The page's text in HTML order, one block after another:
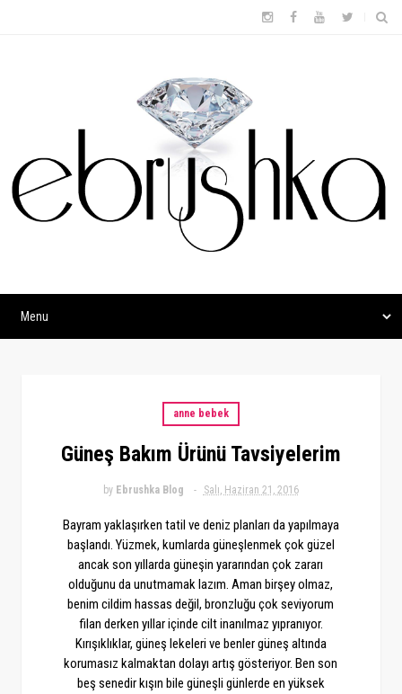
anne bebek
Güneş Bakım Ürünü Tavsiyelerim
by Ebrushka Blog Salı, Haziran 21, 2016
Bayram yaklaşırken tatil ve deniz planları da yapılmaya
başlandı. Yüzmek, kumlarda güneşlenmek çok güzel
ancak son yıllarda güneşin yararından çok zararı
olduğunu da unutmamak lazım. Aman birşey olmaz,
benim cildim hassas değil, bronzluğu çok seviyorum
filan derken yıllar içinde cilt inanılmaz yıpranıyor.
Kırışıklıklar, güneş lekeleri ve benler güneş altında
korumasız kalmaktan dolayı artış gösteriyor. Ben son
beş senedir kışın bile güneşli günlerde en yüksek